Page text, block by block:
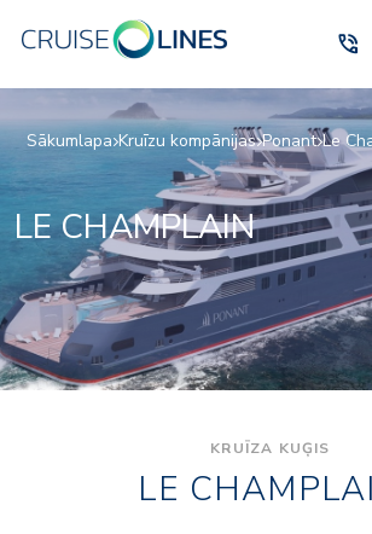
phone_in_talk
Sākumlapa Kruīzu kompānijas Ponant Le
LE CHAMPLAIN
KRUĪZA KUĢIS
LE